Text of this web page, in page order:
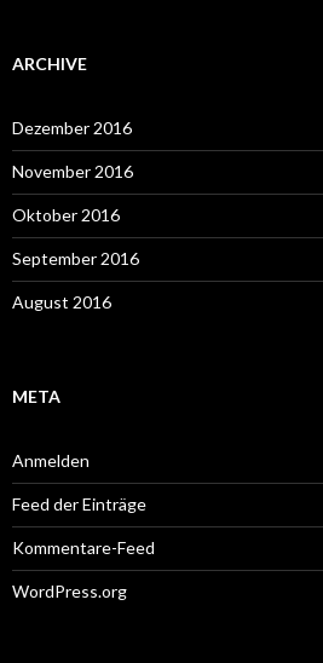
ARCHIVE
Dezember 2016
November 2016
Oktober 2016
September 2016
August 2016
META
Anmelden
Feed der Einträge
Kommentare-Feed
WordPress.org